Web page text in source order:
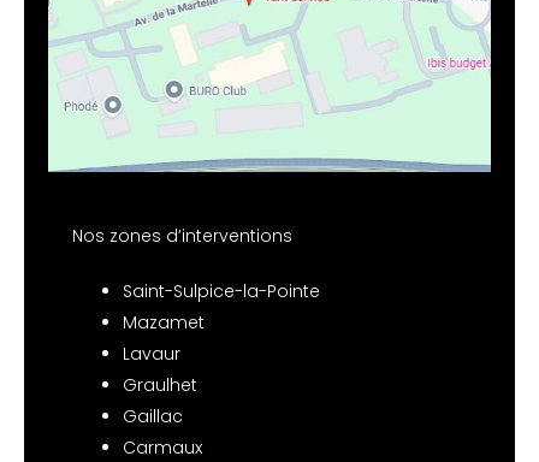
Nos zones d’interventions
Saint-Sulpice-la-Pointe
Mazamet
Lavaur
Graulhet
Gaillac
Carmaux